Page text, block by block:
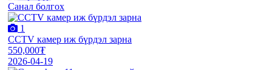
Санал болгох
1
CCTV камер иж бүрдэл зарна
550,000₮
2026-04-19